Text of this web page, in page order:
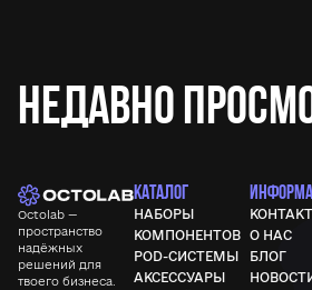
Недавно
Octolab —
пространство
надёжных
решений для
твоего бизнеса.
КАТАЛОГ
НАБОРЫ
КОМПОНЕНТОВ
POD-СИСТЕМЫ
АКСЕССУАРЫ
О НАС
БЛОГ